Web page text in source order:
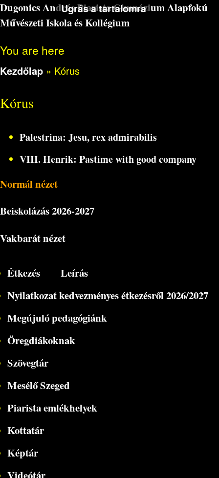
Ugrás a tartalomra
Dugonics András Piarista Gimnázium Alapfokú
Művészeti Iskola és Kollégium
You are here
Kezdőlap » Kórus
Kórus
Palestrina: Jesu, rex admirabilis
VIII. Henrik: Pastime with good company
Normál nézet
Beiskolázás2026-2027
Vakbarát nézet
Étkezés
Leírás
Nyilatkozat kedvezményes étkezésről 2026/2027
Megújuló pedagógiánk
Öregdiákoknak
Szövegtár
Mesélő Szeged
Piarista emlékhelyek
Kottatár
Képtár